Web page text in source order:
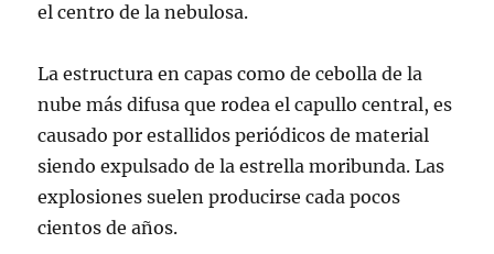
el centro de la nebulosa.
La estructura en capas como de cebolla de la
nube más difusa que rodea el capullo central, es
causado por estallidos periódicos de material
siendo expulsado de la estrella moribunda. Las
explosiones suelen producirse cada pocos
cientos de años.